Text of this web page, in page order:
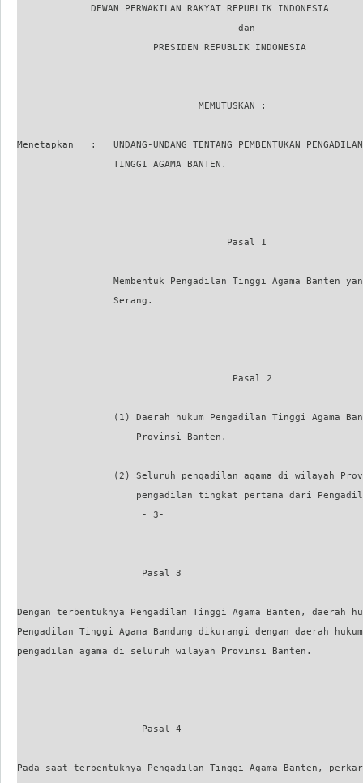
             DEWAN PERWAKILAN RAKYAT REPUBLIK INDONESIA
                                       dan
                        PRESIDEN REPUBLIK INDONESIA
                                MEMUTUSKAN :
Menetapkan   :   UNDANG-UNDANG TENTANG PEMBENTUKAN PENGADILAN
                 TINGGI AGAMA BANTEN.
                                     Pasal 1
Membentuk Pengadilan Tinggi Agama Banten
                 Serang.
                                      Pasal 2
(1) Daerah hukum Pengadilan Tinggi Agama
                     Provinsi Banten.
(2) Seluruh pengadilan agama di wilayah
pengadilan tingkat pertama dari
                      - 3-
                      Pasal 3
Dengan terbentuknya Pengadilan Tinggi Agama Banten, daerah
Pengadilan Tinggi Agama Bandung dikurangi dengan daerah hukum
pengadilan agama di seluruh wilayah Provinsi Banten.
                      Pasal 4
Pada saat terbentuknya Pengadilan Tinggi Agama Banten,